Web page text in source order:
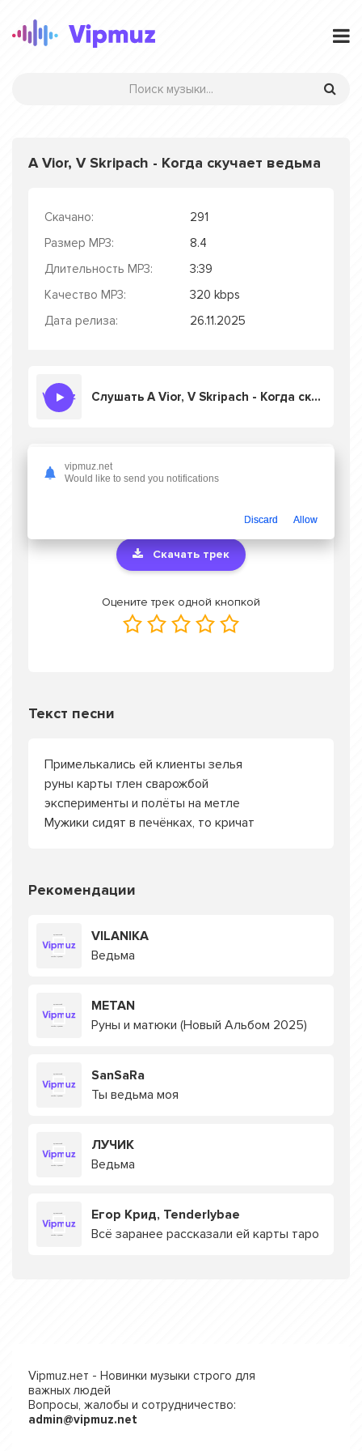
A Vior, V Skripach - Когда скучает ведьма
Скачано:
291
Размер MP3:
8.4
Длительность MP3:
3:39
Качество MP3:
320 kbps
Дата релиза:
26.11.2025
Слушать A Vior, V Skripach - Когда скучает ведьма
Скачать песню A Vior, V Skripach - Когда
скучает ведьмав mp3 или слушать онлайн
Скачать трек
Оцените трек одной кнопкой
Текст песни
Примелькались ей клиенты зелья
руны карты тлен сварожбой
эксперименты и полёты на метле
Мужики сидят в печёнках, то кричат
Рекомендации
VILANIKA
Ведьма
METAN
Руны и матюки (Новый Альбом 2025)
SanSaRa
Ты ведьма моя
ЛУЧИК
Ведьма
Егор Крид, Tenderlybae
Всё заранее рассказали ей карты таро
Vipmuz.нет - Новинки музыки строго для
важных людей
Вопросы, жалобы и сотрудничество:
admin@vipmuz.net
vipmuz.net
Would like to send you notifications
Discard Allow